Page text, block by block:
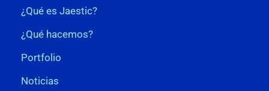
¿Qué es Jaestic?
¿Qué hacemos?
Portfolio
Noticias